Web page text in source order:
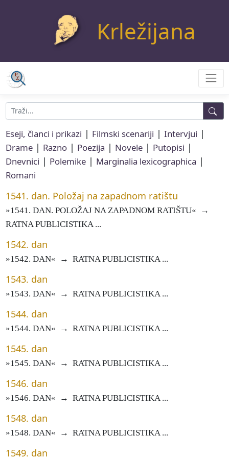
Krležijana
Eseji, članci i prikazi | Filmski scenariji | Intervjui |
Drame| Razno| Poezija | Novele| Putopisi |
Dnevnici | Polemike| Marginalia lexicographica |
Romani
1541. dan. Položaj na zapadnom ratištu
»1541. DAN. POLOŽAJ NA ZAPADNOM RATIŠTU« →
RATNA PUBLICISTIKA ...
1542. dan
»1542. DAN« → RATNA PUBLICISTIKA ...
1543. dan
»1543. DAN« → RATNA PUBLICISTIKA ...
1544. dan
»1544. DAN« → RATNA PUBLICISTIKA ...
1545. dan
»1545. DAN« → RATNA PUBLICISTIKA ...
1546. dan
»1546. DAN« → RATNA PUBLICISTIKA ...
1548. dan
»1548. DAN« → RATNA PUBLICISTIKA ...
1549. dan